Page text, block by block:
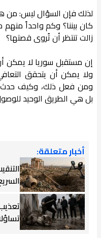
لذلك فإن السؤال ليس:
كان بيننا؟ وكم واحداً
زالت تنتظر أن تُروى قصتها؟
إن مستقبل سوريا لا يمكن
ولا يمكن أن يتحقق
ومن فعل ذلك، وكيف حدث
بل هي الطريق الوحيد
أخبار متعلقة: